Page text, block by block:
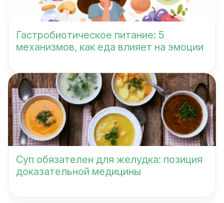
Гастробиотическое питание: 5
механизмов, как еда влияет на эмоции
Суп обязателен для желудка: позиция
доказательной медицины